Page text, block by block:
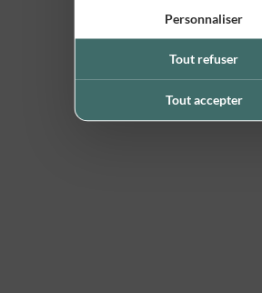
Tout accepter
Tout refuser
Personnaliser